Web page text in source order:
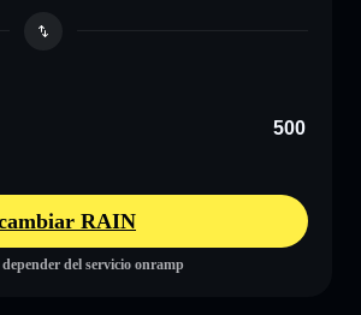
RAIN
del servicio onramp